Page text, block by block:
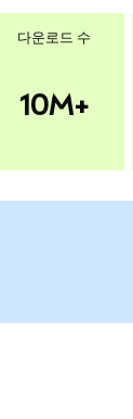
다운로드 수
10M+